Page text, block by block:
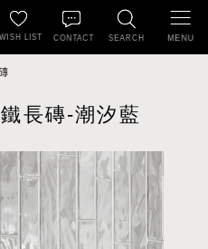
SEARCH
WISH LIST CONTACT MENU
長磚-潮汐藍